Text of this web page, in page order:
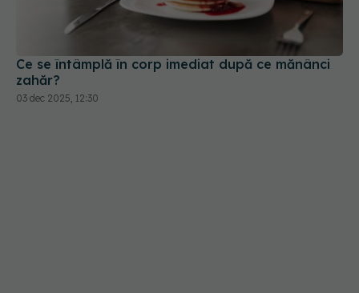
Ce se întâmplă în corp imediat după ce mănânci
zahăr?
03 dec 2025, 12:30